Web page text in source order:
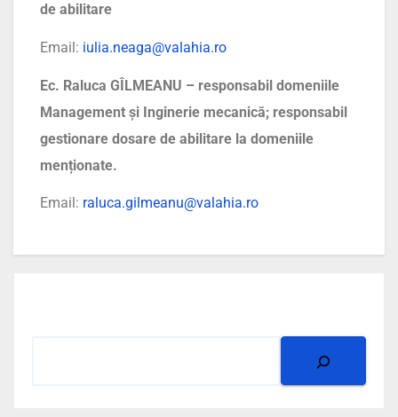
de abilitare
Email: iulia.neaga@valahia.ro
Ec. Raluca GÎLMEANU – responsabil domeniile
Management și Inginerie mecanică; responsabil
gestionare dosare de abilitare la domeniile
menționate.
Email: raluca.gilmeanu@valahia.ro